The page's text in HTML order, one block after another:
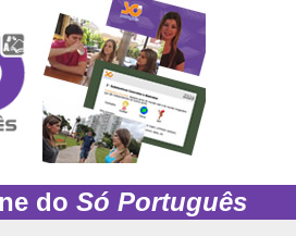
do Só Português